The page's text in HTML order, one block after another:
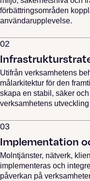
förbättringsområden
användarupplevelse.
02
Utifrån verksamhetens
målarkitektur för den
skapa en stabil, säker
verksamhetens
03
Implementation
Molntjänster, nätverk,
implementeras och
påverkan på